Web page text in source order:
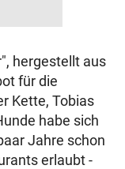
hergestellt aus
für die
Kette, Tobias
habe sich
Jahre schon
erlaubt -